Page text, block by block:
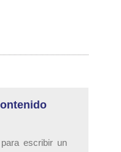
escribir un